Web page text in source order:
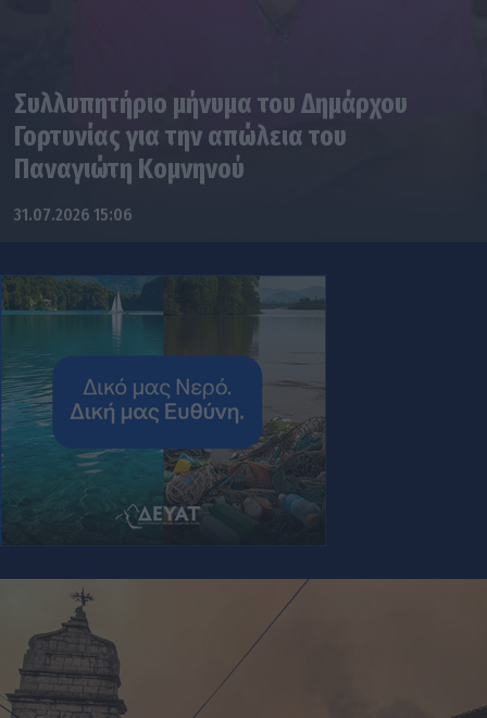
Συλλυπητήριο μήνυμα του Δημάρχου
Γορτυνίας για την απώλεια του
Παναγιώτη Κομνηνού
31.07.2026 15:06